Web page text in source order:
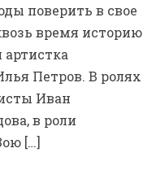
поверить в свое
время историю
Петров. В ролях
Иван
в роли
[…]